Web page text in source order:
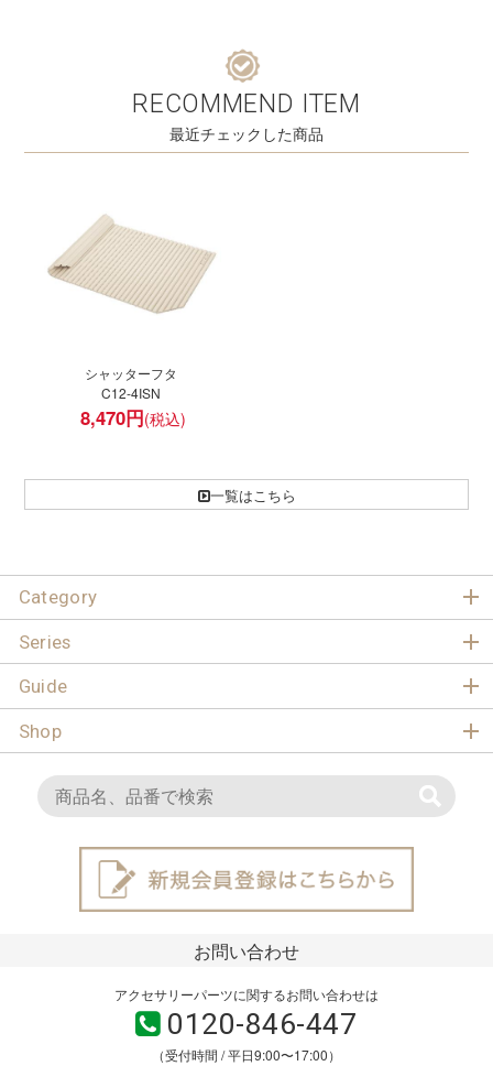
RECOMMEND ITEM
最近チェックした商品
シャッターフタ
C12-4ISN
8,470円
一覧はこちら
Category
Series
Guide
Shop
お問い合わせ
アクセサリーパーツに関するお問い合わせは
0120-846-447
（受付時間 / 平日9:00〜17:00）